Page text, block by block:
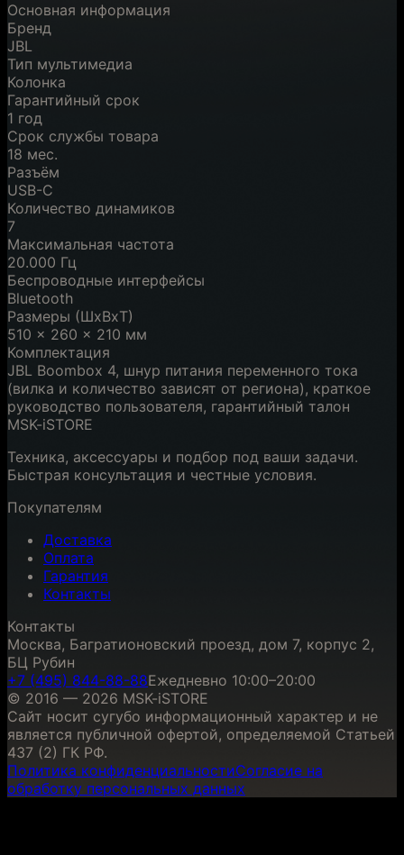
Основная информация
Бренд
JBL
Тип мультимедиа
Колонка
Гарантийный срок
1 год
Срок службы товара
18 мес.
Разъём
USB-C
Количество динамиков
7
Максимальная частота
20.000 Гц
Беспроводные интерфейсы
Bluetooth
Размеры (ШxВxТ)
510 x 260 x 210 мм
Комплектация
JBL Boombox 4, шнур питания переменного тока
(вилка и количество зависят от региона), краткое
руководство пользователя, гарантийный талон
MSK-iSTORE
Техника, аксессуары и подбор под ваши задачи.
Быстрая консультация и честные условия.
Покупателям
Доставка
Оплата
Гарантия
Контакты
Контакты
Москва, Багратионовский проезд, дом 7, корпус 2,
БЦ Рубин
+7 (495) 844-88-88Ежедневно 10:00–20:00
© 2016 — 2026 MSK-iSTORE
Сайт носит сугубо информационный характер и не
является публичной офертой, определяемой Статьей
437 (2) ГК РФ.
Политика конфиденциальностиСогласие на
обработку персональных данных